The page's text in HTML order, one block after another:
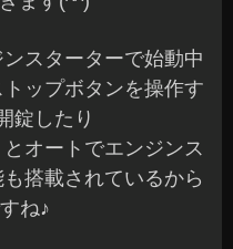
スターターで始動中
ップボタンを操作す
錠したり
オートでエンジンス
搭載されているから
ね♪